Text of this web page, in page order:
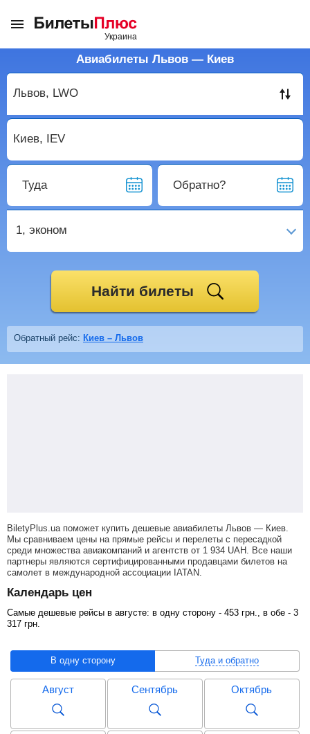
Авиабилеты Львов — Киев
Туда Обратно?
1, эконом
Найти билеты
Обратный рейс: Киев – Львов
BiletyPlus.ua поможет купить дешевые авиабилеты Львов — Киев.
Мы сравниваем цены на прямые рейсы и перелеты с пересадкой
среди множества авиакомпаний и агентств от 1 934 UAH . Все наши
партнеры являются сертифицированными продавцами билетов на
самолет в международной ассоциации IATAN.
Календарь цен
Самые дешевые рейсы в августе: в одну сторону - 453 грн ., в обе - 3
317 грн
В одну сторону Туда и обратно
Август Сентябрь Октябрь